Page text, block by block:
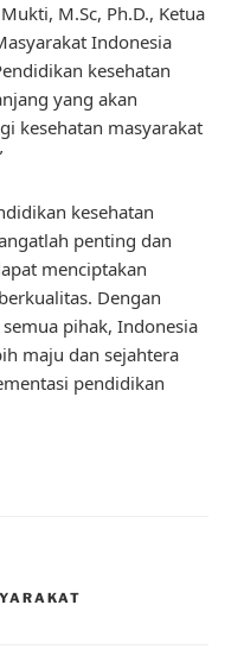
M.Sc, Ph.D., Ketua
Indonesia
kesehatan
yang akan
kesehatan masyarakat
kesehatan
penting dan
menciptakan
Dengan
pihak, Indonesia
maju dan sejahtera
pendidikan